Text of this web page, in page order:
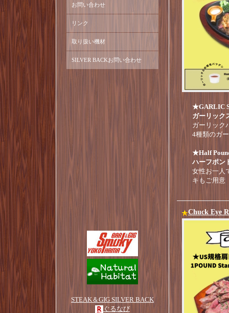
★GARLIC
ガーリック
ガーリック
4種類のガ
★Half
ハーフポン
女性お一人
キもご用意
Chuck Eye
お問い合わせ
リンク
取り扱い機材
SILVER BACKお問い合わせ
STEAK＆GIG SILVER BACK
ぐるなび